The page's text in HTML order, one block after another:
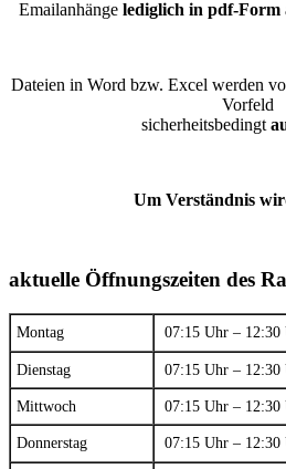
Emailanhänge lediglich in pdf-Form
Dateien in Word bzw. Excel werden
Vorfeld
sicherheitsbedingt
Um Verständnis
aktuelle Öffnungszeiten des
Montag 07:15 Uhr – 12:30
Dienstag 07:15 Uhr – 12:30
Mittwoch 07:15 Uhr – 12:30
Donnerstag 07:15 Uhr – 12:30